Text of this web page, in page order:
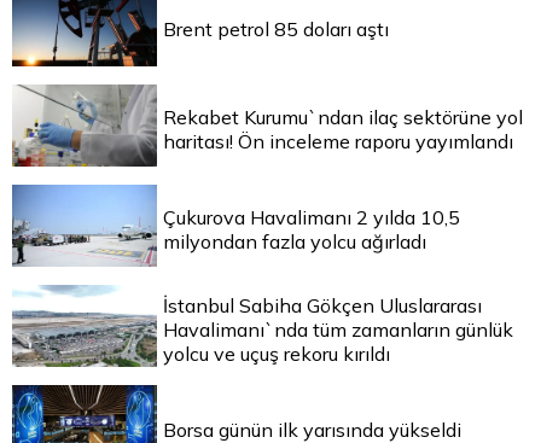
Brent petrol 85 doları aştı
Rekabet Kurumu`ndan ilaç sektörüne yol
haritası! Ön inceleme raporu yayımlandı
Çukurova Havalimanı 2 yılda 10,5
milyondan fazla yolcu ağırladı
İstanbul Sabiha Gökçen Uluslararası
Havalimanı`nda tüm zamanların günlük
yolcu ve uçuş rekoru kırıldı
Borsa günün ilk yarısında yükseldi